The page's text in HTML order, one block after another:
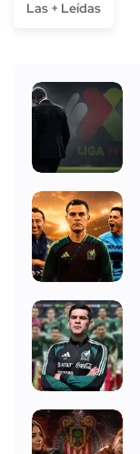
Las + Leídas